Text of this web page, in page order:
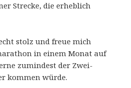
Strecke, die erheblich
stolz und freue mich
in einem Monat auf
zumindest der Zwei-
kommen würde.